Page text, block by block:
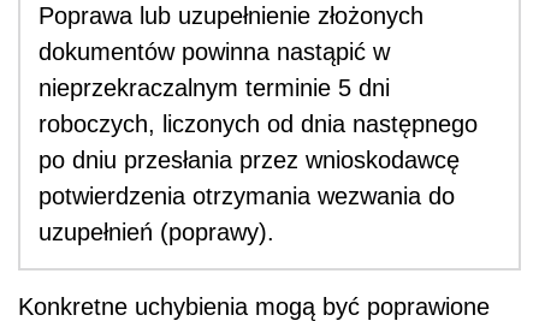
Poprawa lub uzupełnienie złożonych
dokumentów powinna nastąpić w
nieprzekraczalnym terminie 5 dni
roboczych, liczonych od dnia następnego
po dniu przesłania przez wnioskodawcę
potwierdzenia otrzymania wezwania do
uzupełnień (poprawy).
Konkretne uchybienia mogą być poprawione